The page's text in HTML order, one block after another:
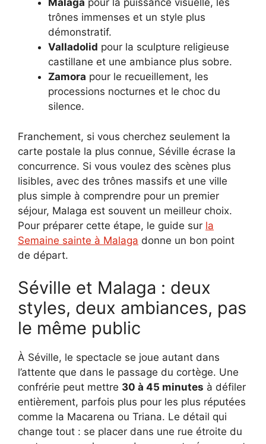
Malaga pour la puissance visuelle, les
trônes immenses et un style plus
démonstratif.
Valladolid pour la sculpture religieuse
castillane et une ambiance plus sobre.
Zamora pour le recueillement, les
processions nocturnes et le choc du
silence.
Franchement, si vous cherchez seulement la
carte postale la plus connue, Séville écrase la
concurrence. Si vous voulez des scènes plus
lisibles, avec des trônes massifs et une ville
plus simple à comprendre pour un premier
séjour, Malaga est souvent un meilleur choix.
Pour préparer cette étape, le guide sur la
Semaine sainte à Malaga donne un bon point
de départ.
Séville et Malaga : deux
styles, deux ambiances, pas
le même public
À Séville, le spectacle se joue autant dans
l’attente que dans le passage du cortège. Une
confrérie peut mettre 30 à 45 minutes à défiler
entièrement, parfois plus pour les plus réputées
comme la Macarena ou Triana. Le détail qui
change tout : se placer dans une rue étroite du